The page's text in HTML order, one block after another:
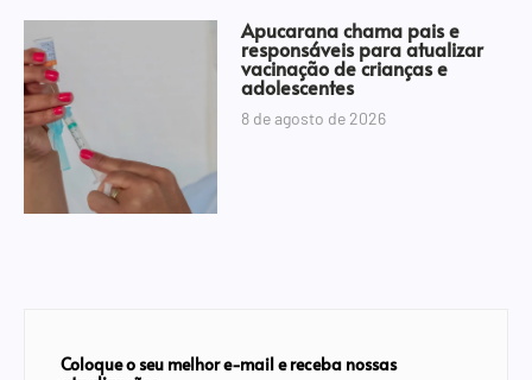
Apucarana chama pais e
responsáveis para atualizar
vacinação de crianças e
adolescentes
8 de agosto de 2026
Coloque o seu melhor e-mail e receba nossas